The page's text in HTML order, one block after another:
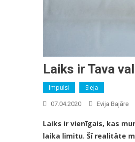
Laiks ir Tava
Impulsi Sleja
07.04.2020 Evija Bajāre
Laiks ir vienīgais, kas
laika limitu. Šī realitāte